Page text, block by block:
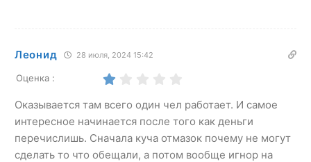
Леонид 28 июля, 2024 15:42
Оценка :
Оказывается там всего один чел работает. И самое
интересное начинается после того как деньги
перечислишь. Сначала куча отмазок почему не могут
сделать то что обещали, а потом вообще игнор на